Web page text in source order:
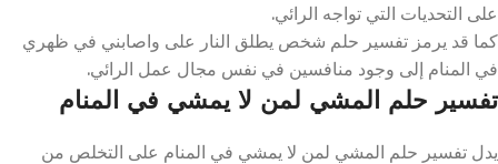
على التحديات التي تواجه الرائي.
كما قد يرمز تفسير حلم شخص يطلق النار على واصابني في ظهري
في المنام إلى وجود منافسين في نفس مجال عمل الرائي.
تفسير حلم المشي لمن لا يمشي في المنام
يدل تفسير حلم المشي لمن لا يمشي في المنام على التخلص من